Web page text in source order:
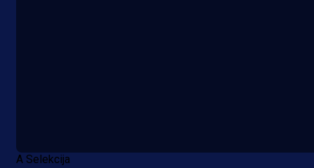
A Selekcija